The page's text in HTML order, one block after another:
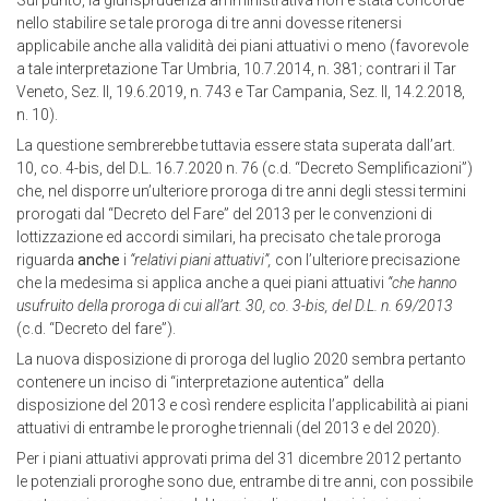
nello stabilire se tale proroga di tre anni dovesse ritenersi
applicabile anche alla validità dei piani attuativi o meno (favorevole
a tale interpretazione Tar Umbria, 10.7.2014, n. 381; contrari il Tar
Veneto, Sez. II, 19.6.2019, n. 743 e Tar Campania, Sez. II, 14.2.2018,
n. 10).
La questione sembrerebbe tuttavia essere stata superata dall’art.
10, co. 4-bis, del D.L. 16.7.2020 n. 76 (c.d. “Decreto Semplificazioni”)
che, nel disporre un’ulteriore proroga di tre anni degli stessi termini
prorogati dal “Decreto del Fare” del 2013 per le convenzioni di
lottizzazione ed accordi similari, ha precisato che tale proroga
riguarda anche i “relativi piani attuativi”, con l’ulteriore precisazione
che la medesima si applica anche a quei piani attuativi “che hanno
usufruito della proroga di cui all’art. 30, co. 3-bis, del D.L. n. 69/2013
(c.d. “Decreto del fare”).
La nuova disposizione di proroga del luglio 2020 sembra pertanto
contenere un inciso di “interpretazione autentica” della
disposizione del 2013 e così rendere esplicita l’applicabilità ai piani
attuativi di entrambe le proroghe triennali (del 2013 e del 2020).
Per i piani attuativi approvati prima del 31 dicembre 2012 pertanto
le potenziali proroghe sono due, entrambe di tre anni, con possibile